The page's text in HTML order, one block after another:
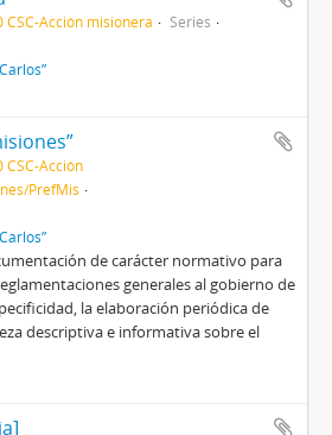
CSC-Acción misionera
Series
CSC-Acción
PrefMis
de carácter normativo para
generales al gobierno de
la elaboración periódica de
descriptiva e informativa sobre el